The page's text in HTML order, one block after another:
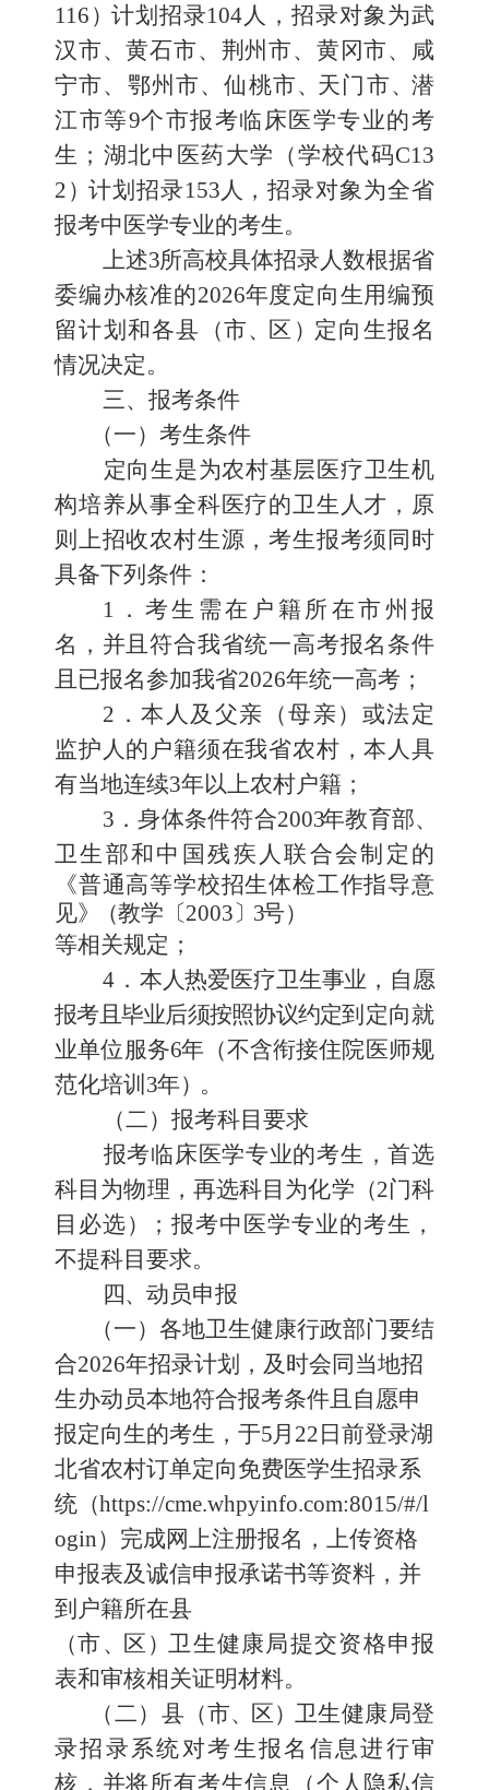
116 ） 计划招录104人，招录对象为武
汉市、黄石市、荆州市、黄冈市、咸
宁市、鄂州市、仙桃市、 天门市、潜
江市等9个市报考临床医学专业的考
生 ； 湖北中医药大学 （学校代码C13
2 ） 计划招录153人，招录对象为全省
报考中医学专业的考生。
上述3所高校具体招录人数根据省
委编办核准的2026年度定向生用编预
留计划 和各县 （市、 区 ） 定向生报名
情况决定。
三、 报考条件
（一）考生条件
定向生是为农村基层医疗卫生机
构培养从事全科医疗的卫生人才，原
则上招收农村生源，考生报考须同时
具备下列条件：
1 ．考生需在户籍所在市州报
名，并且符合我省统一高考报名条件
且已报名参加我省2026年统一高考；
2 ．本人及父亲（母亲）或法定
监护人的户籍须在我省农村，本人具
有当地连续3年以上农村户籍；
3 ．身体条件符合2003年教育部、
卫生部和中国残疾人联合会制定的
《普通高等学校招生体检工作指导意
见》 （教学 〔2003〕 3号）
等相关规定；
4 ． 本人热爱医疗卫生事业 ， 自愿
报考且毕业后须按照协议约定到定向就
业单位服务6年 （不含衔接住院医师规
范化培训 3年） 。
（二）报考科目要求
报考临床医学专业的考生 ，首选
科目为物理，再选科目为化学 （2门科
目必选）
；报考中医学专业的考生，
不提科目要求。
四、 动员申报
（一）各地卫生健康行政部门要结
合2026年招录计划 ， 及时会同当地招
生办动员本地符合报考条件 且自愿申
报定向生的考生， 于5月 22 日前登录湖
北省农村订单定向免费医学生招录系
统 （https://cme.whpyinfo.com:8015/#/l
ogin）完成网上注册报名， 上传资格
申报表及诚信申报承诺书等资料，并
到户籍所在县
（市、 区 ）卫生健康局提交资格申报
表和审核相关证明材料。
（二）县 （市、 区） 卫生健康局登
录招录系统对考生报名信息进行审
核 ，并将所有考生信息（个人隐私信